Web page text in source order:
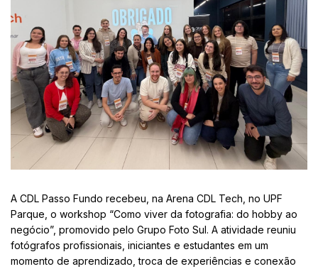
A CDL Passo Fundo recebeu, na Arena CDL Tech, no UPF
Parque, o workshop “Como viver da fotografia: do hobby ao
negócio”, promovido pelo Grupo Foto Sul. A atividade reuniu
fotógrafos profissionais, iniciantes e estudantes em um
momento de aprendizado, troca de experiências e conexão